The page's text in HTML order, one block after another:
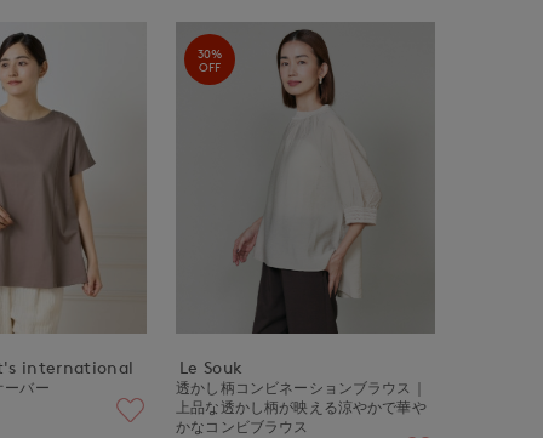
international
ーバー
30%
OFF
Le Souk
透かし柄コンビネーションブラウス｜
上品な透かし柄が映える涼やかで華や
かなコンビブラウス